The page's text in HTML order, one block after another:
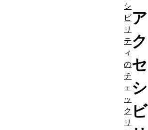
ア
ク
セ
シ
ビ
シ
ビ
リ
テ
ィ
の
チ
ェ
ッ
ク
リ